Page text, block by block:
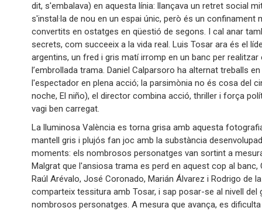
dit, s'embalava) en aquesta línia: llançava un retret social
s'instal·la de nou en un espai únic, però és un
convertits en ostatges en qüestió de segons. I cal anar
secrets, com succeeix a la vida real. Luis Tosar ara és el
argentins, un fred i gris matí irromp en un banc per
l’embrollada trama. Daniel Calparsoro ha alternat treballs
l'espectador en plena acció; la parsimònia no és cosa del
noche, El niño), el director combina acció, thriller i força
vagi ben carregat.
La lluminosa València es torna grisa amb aquesta
mantell gris i plujós fan joc amb la substància
moments: els nombrosos personatges van sortint a
Malgrat que l'ansiosa trama es perd en aquest cop al
Raúl Arévalo, José Coronado, Marián Álvarez i Rodrigo de
comparteix tessitura amb Tosar, i sap posar-se al nivell
nombrosos personatges. A mesura que avança, es